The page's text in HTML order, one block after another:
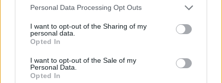
Personal Data Processing Opt Outs
I want to opt-out of the Sharing of my
personal data.
Opted In
I want to opt-out of the Sale of my
Personal Data.
Opted In
Θέσεις εργασίας
Όλες οι Θέσεις Εργασίας
Θέσεις Εργασίας ανά Ειδικότητα